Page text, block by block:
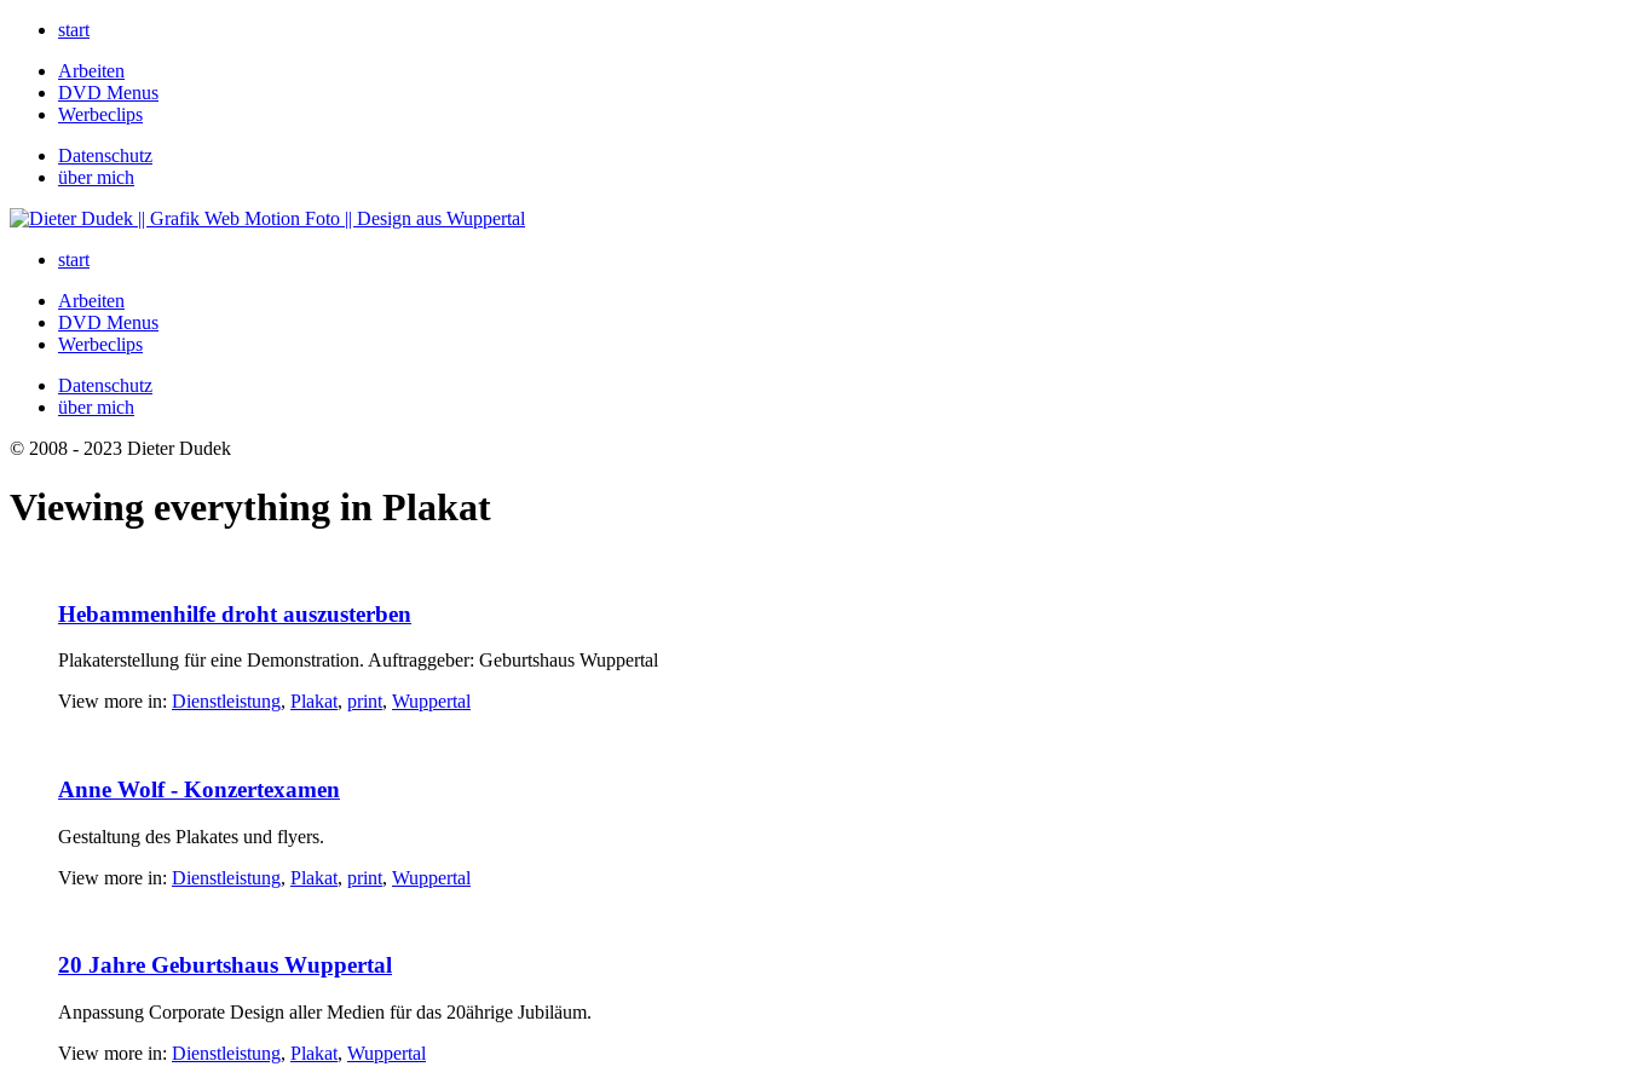
start
Arbeiten
DVD Menus
Werbeclips
Datenschutz
über mich
start
Arbeiten
DVD Menus
Werbeclips
Datenschutz
über mich
© 2008 - 2023 Dieter Dudek
Viewing everything in Plakat
Hebammenhilfe droht auszusterben
Plakaterstellung für eine Demonstration. Auftraggeber: Geburtshaus Wuppertal
View more in: Dienstleistung, Plakat, print, Wuppertal
Anne Wolf - Konzertexamen
Gestaltung des Plakates und flyers.
View more in: Dienstleistung, Plakat, print, Wuppertal
20 Jahre Geburtshaus Wuppertal
Anpassung Corporate Design aller Medien für das 20ährige Jubiläum.
View more in: Dienstleistung, Plakat, Wuppertal